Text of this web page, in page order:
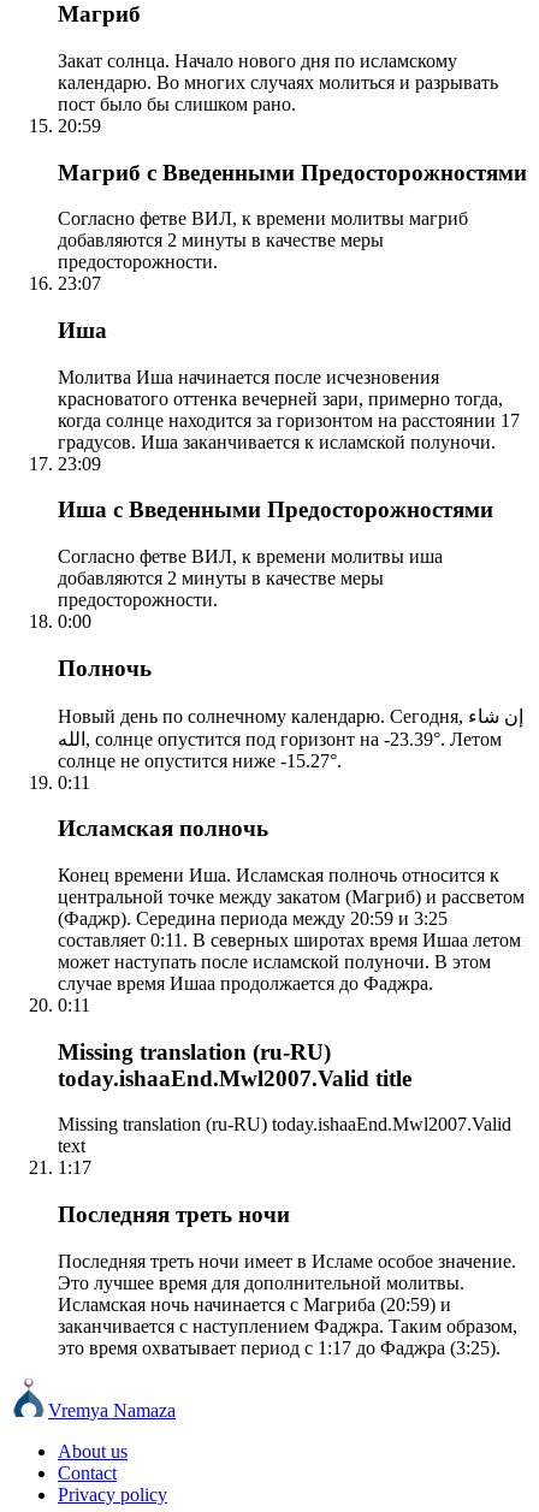
Магриб
Закат солнца. Начало нового дня по исламскому
календарю. Во многих случаях молиться и разрывать
пост было бы слишком рано.
20:59
Магриб с Введенными Предосторожностями
Согласно фетве ВИЛ, к времени молитвы магриб
добавляются 2 минуты в качестве меры
предосторожности.
23:07
Иша
Молитва Иша начинается после исчезновения
красноватого оттенка вечерней зари, примерно тогда,
когда солнце находится за горизонтом на расстоянии 17
градусов. Иша заканчивается к исламской полуночи.
23:09
Иша с Введенными Предосторожностями
Согласно фетве ВИЛ, к времени молитвы иша
добавляются 2 минуты в качестве меры
предосторожности.
0:00
Полночь
Новый день по солнечному календарю. Сегодня, إن شاء
الله, солнце опустится под горизонт на -23.39°. Летом
солнце не опустится ниже -15.27°.
0:11
Исламская полночь
Конец времени Иша. Исламская полночь относится к
центральной точке между закатом (Магриб) и рассветом
(Фаджр). Середина периода между 20:59 и 3:25
составляет 0:11. В северных широтах время Ишаа летом
может наступать после исламской полуночи. В этом
случае время Ишаа продолжается до Фаджра.
0:11
Missing translation (ru-RU)
today.ishaaEnd.Mwl2007.Valid title
Missing translation (ru-RU) today.ishaaEnd.Mwl2007.Valid
text
1:17
Последняя треть ночи
Последняя треть ночи имеет в Исламе особое значение.
Это лучшее время для дополнительной молитвы.
Исламская ночь начинается с Магриба (20:59) и
заканчивается с наступлением Фаджра. Таким образом,
это время охватывает период с 1:17 до Фаджра (3:25).
Vremya Namaza
About us
Contact
Privacy policy